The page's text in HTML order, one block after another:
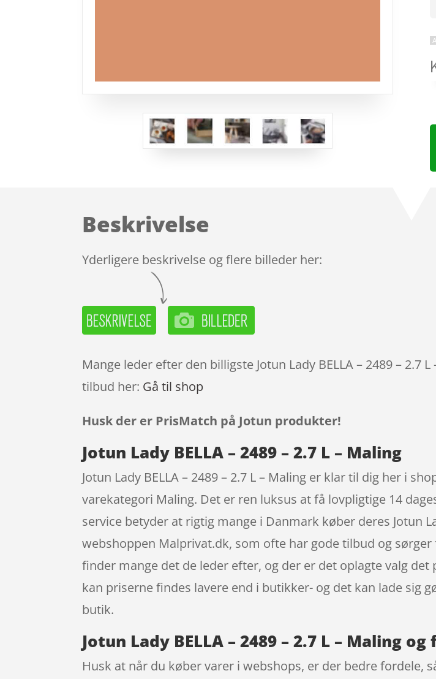
Beskrivelse
Yderligere beskrivelse og flere billeder her:
Mange leder efter den billigste Jotun Lady BELLA – 2489 –
tilbud her: Gå til shop
Husk der er PrisMatch på Jotun produkter!
Jotun Lady BELLA – 2489 – 2.7 L – Maling
Jotun Lady BELLA – 2489 – 2.7 L – Maling er klar til dig her i
varekategori Maling. Det er ren luksus at få lovpligtige 14
service betyder at rigtig mange i Danmark køber deres Jotun
webshoppen Malprivat.dk, som ofte har gode tilbud og
finder mange det de leder efter, og der er det oplagte valg
kan priserne findes lavere end i butikker- og det kan lade sig
butik.
Jotun Lady BELLA – 2489 – 2.7 L – Maling
Husk at når du køber varer i webshops, er der bedre fordele,